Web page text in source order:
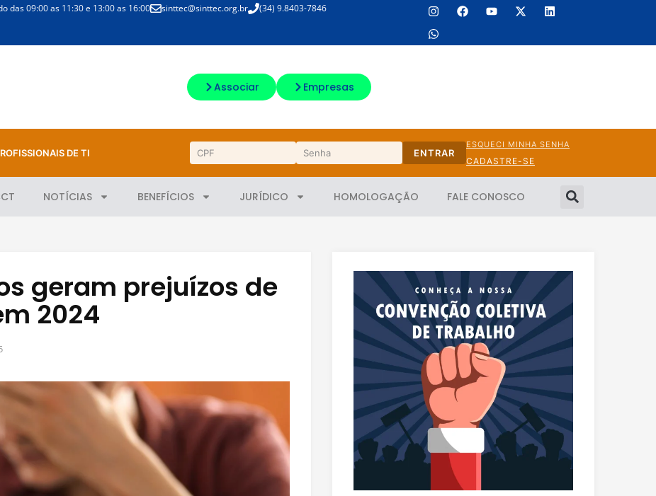
das 09:00 as 11:30 e 13:00 as 16:00 sinttec@sinttec.org.br (34) 9.8403-7846
Associar Empresas
DE TI ENTRAR
ESQUECI MINHA SENHA
CADASTRE-SE
NOTÍCIAS BENEFÍCIOS JURÍDICO HOMOLOGAÇÃO FALE CONOSCO
geram prejuízos de
2024